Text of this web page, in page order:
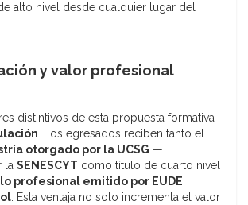
alto nivel desde cualquier lugar del
y valor profesional
distintivos de esta propuesta formativa
. Los egresados reciben tanto el
otorgado por la UCSG —
la SENESCYT como título de cuarto nivel
profesional emitido por EUDE
. Esta ventaja no solo incrementa el valor